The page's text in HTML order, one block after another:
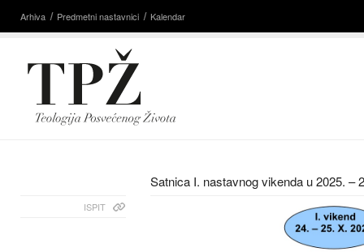
Arhiva Predmetni nastavnici Kalendar
Satnica I. nastavnog vikenda u 2025. –
ISPIT